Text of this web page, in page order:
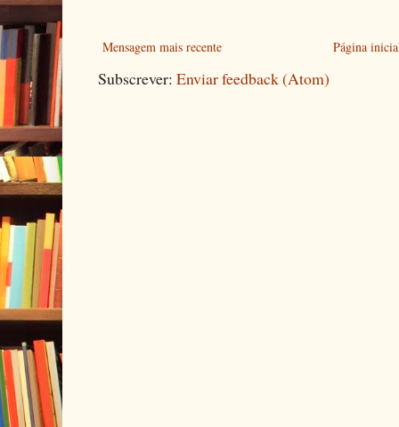
Mensagem mais recente Página
Subscrever: Enviar feedback (Atom)